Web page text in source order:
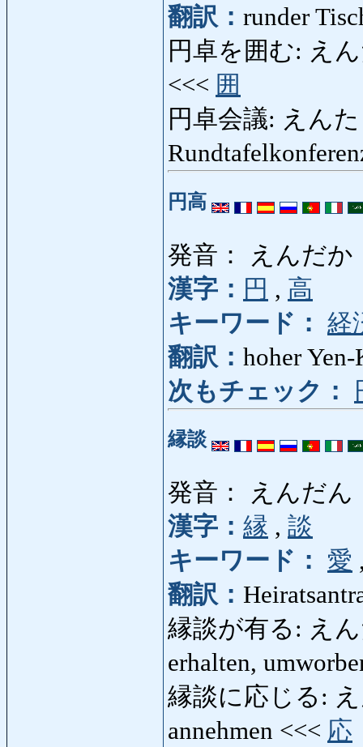
翻訳： runder
円卓を囲む: え
<<< 囲
円卓会議: えん
円高
発音： えんだか
漢字： 円 , 高
キーワード： 経
翻訳： hoher Yen-
次もチェック：
縁談
発音： えんだん
漢字： 縁 , 談
キーワード：
愛
翻訳：
縁談が有る: えん
erhalten,
縁談に応じる:
annehmen <<< 応